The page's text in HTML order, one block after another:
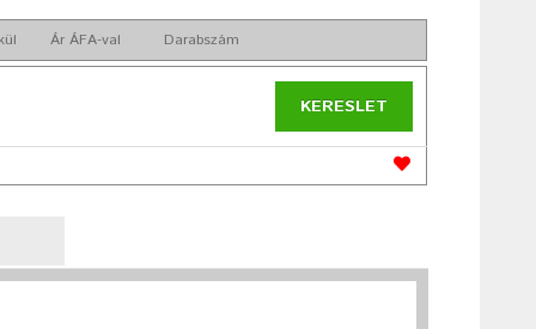
Ár ÁFA-val Darabszám
KERESLET